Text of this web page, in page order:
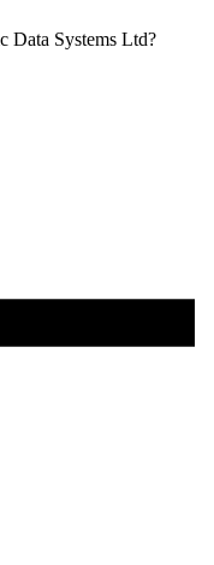
Data Systems Ltd?